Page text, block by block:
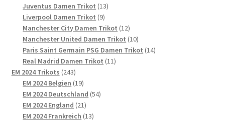
Juventus Damen Trikot 1313
Liverpool Damen Trikot 99
Produkte
Manchester City Damen Trikot 1212
Produkte
Manchester United Damen Trikot 1010
Produkte
Paris Saint Germain PSG Damen Trikot 1414
Real Madrid Damen Trikot 1111
EM 2024 Trikots 243243
Produkte
EM 2024 Belgien 1919
Produkte
EM 2024 Deutschland 5454
EM 2024 England 2121
Produkte
EM 2024 Frankreich 1313